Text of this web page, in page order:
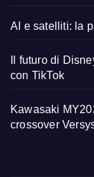
AI e satelliti: la
Il futuro di
con TikTok
Kawasaki
crossover